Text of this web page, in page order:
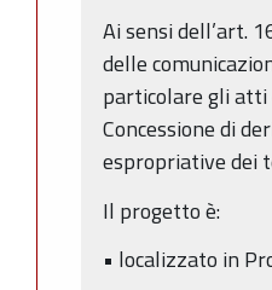
Ai sensi dell’art.
delle
particolare gli atti
Concessione di
espropriative dei
Il progetto è:
• localizzato in